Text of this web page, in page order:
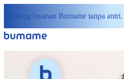
Booking layanan Bumame tanpa antri.